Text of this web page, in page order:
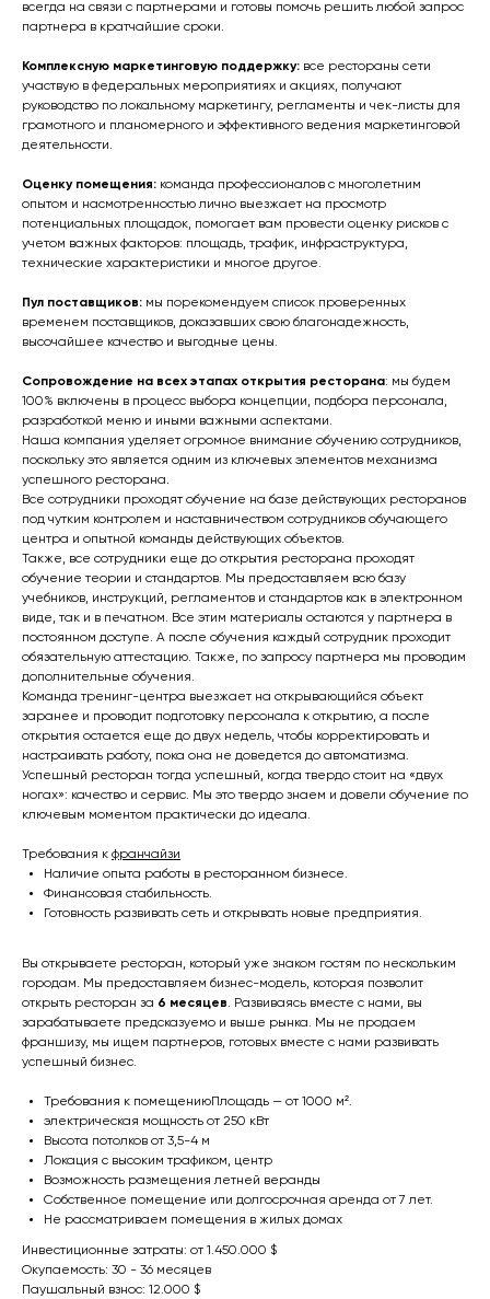
всегда на связи с партнерами и готовы помочь решить любой запрос
партнера в кратчайшие сроки.
Комплексную маркетинговую поддержку: все рестораны сети
участвую в федеральных мероприятиях и акциях, получают
руководство по локальному маркетингу, регламенты и чек-листы для
грамотного и планомерного и эффективного ведения маркетинговой
деятельности.
Оценку помещения: команда профессионалов с многолетним
опытом и насмотренностью лично выезжает на просмотр
потенциальных площадок, помогает вам провести оценку рисков с
учетом важных факторов: площадь, трафик, инфраструктура,
технические характеристики и многое другое.
Пул поставщиков: мы порекомендуем список проверенных
временем поставщиков, доказавших свою благонадежность,
высочайшее качество и выгодные цены.
Сопровождение на всех этапах открытия ресторана: мы будем
100% включены в процесс выбора концепции, подбора персонала,
разработкой меню и иными важными аспектами.
Наша компания уделяет огромное внимание обучению сотрудников,
поскольку это является одним из ключевых элементов механизма
успешного ресторана.
Все сотрудники проходят обучение на базе действующих ресторанов
под чутким контролем и наставничеством сотрудников обучающего
центра и опытной команды действующих объектов.
Также, все сотрудники еще до открытия ресторана проходят
обучение теории и стандартов. Мы предоставляем всю базу
учебников, инструкций, регламентов и стандартов как в электронном
виде, так и в печатном. Все этим материалы остаются у партнера в
постоянном доступе. А после обучения каждый сотрудник проходит
обязательную аттестацию. Также, по запросу партнера мы проводим
дополнительные обучения.
Команда тренинг-центра выезжает на открывающийся объект
заранее и проводит подготовку персонала к открытию, а после
открытия остается еще до двух недель, чтобы корректировать и
настраивать работу, пока она не доведется до автоматизма.
Успешный ресторан тогда успешный, когда твердо стоит на «двух
ногах»: качество и сервис. Мы это твердо знаем и довели обучение по
ключевым моментом практически до идеала.
Требования к франчайзи
Наличие опыта работы в ресторанном бизнесе.
Финансовая стабильность.
Готовность развивать сеть и открывать новые предприятия.
Вы открываете ресторан, который уже знаком гостям по нескольким
городам. Мы предоставляем бизнес-модель, которая позволит
открыть ресторан за 6 месяцев. Развиваясь вместе с нами, вы
зарабатываете предсказуемо и выше рынка. Мы не продаем
франшизу, мы ищем партнеров, готовых вместе с нами развивать
успешный бизнес.
Требования к помещениюПлощадь — от 1000 м².
электрическая мощность от 250 кВт
Высота потолков от 3,5-4 м
Локация с высоким трафиком, центр
Возможность размещения летней веранды
Собственное помещение или долгосрочная аренда от 7 лет.
Не рассматриваем помещения в жилых домах
Инвестиционные затраты: от 1.450.000 $
Окупаемость: 30 - 36 месяцев
Паушальный взнос: 12.000 $